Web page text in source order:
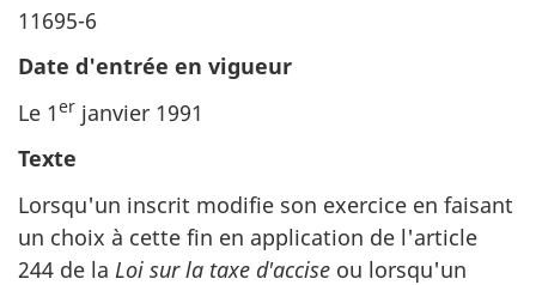
11695-6
Date d'entrée en vigueur
Le 1er janvier 1991
Texte
Lorsqu'un inscrit modifie son exercice en faisant
un choix à cette fin en application de l'article
244 de la Loi sur la taxe d'accise ou lorsqu'un